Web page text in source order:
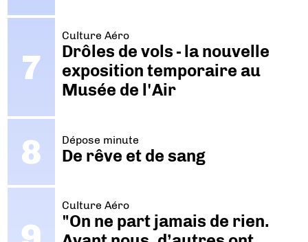
Culture Aéro
Drôles de vols - la nouvelle
exposition temporaire au
Musée de l'Air
Dépose minute
De rêve et de sang
Culture Aéro
"On ne part jamais de rien.